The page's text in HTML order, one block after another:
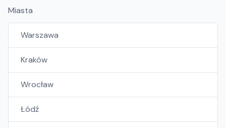
Miasta
Warszawa
Kraków
Wrocław
Łódź